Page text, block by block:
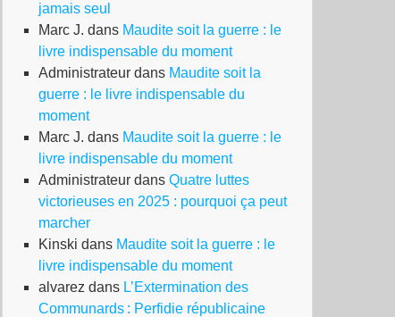
jamais seul
Marc J. dans Maudite soit la guerre : le
livre indispensable du moment
Administrateur dans Maudite soit la
guerre : le livre indispensable du
moment
Marc J. dans Maudite soit la guerre : le
livre indispensable du moment
Administrateur dans Quatre luttes
victorieuses en 2025 : pourquoi ça peut
marcher
Kinski dans Maudite soit la guerre : le
livre indispensable du moment
alvarez dans L’Extermination des
Communards : Perfidie républicaine